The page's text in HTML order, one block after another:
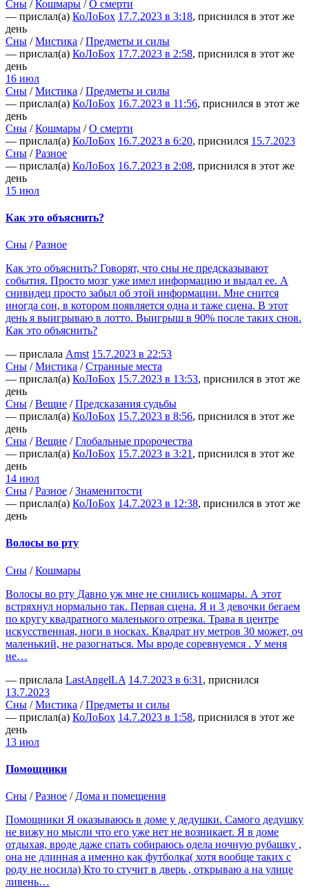
Сны /Кошмары /О смерти
— прислал(а) КоЛоБох 17.7.2023 в 3:18, приснился в этот же
день
Сны /Мистика /Предметы и силы
— прислал(а) КоЛоБох 17.7.2023 в 2:58, приснился в этот же
день
16 июл
Сны /Мистика /Предметы и силы
— прислал(а) КоЛоБох 16.7.2023 в 11:56, приснился в этот же
день
Сны /Кошмары /О смерти
— прислал(а) КоЛоБох 16.7.2023 в 6:20, приснился 15.7.2023
Сны /Разное
— прислал(а) КоЛоБох 16.7.2023 в 2:08, приснился в этот же
день
15 июл
Как это объяснить?
Сны /Разное
Как это объяснить? Говорят, что сны не предсказывают
события. Просто мозг уже имел информацию и выдал ее. А
снивидец просто забыл об этой информации. Мне снится
иногда сон, в котором появляется одна и таже сцена. В этот
день я выигрываю в лотто. Выигрыш в 90% после таких снов.
Как это объяснить?
— прислала Amst 15.7.2023 в 22:53
Сны /Мистика /Странные места
— прислал(а) КоЛоБох 15.7.2023 в 13:53, приснился в этот же
день
Сны /Вещие /Предсказания судьбы
— прислал(а) КоЛоБох 15.7.2023 в 8:56, приснился в этот же
день
Сны /Вещие /Глобальные пророчества
— прислал(а) КоЛоБох 15.7.2023 в 3:21 , приснился в этот же
день
14 июл
Сны /Разное /Знаменитости
— прислал(а) КоЛоБох 14.7.2023 в 12:38, приснился в этот же
день
Волосы во рту
Сны /Кошмары
Волосы во рту Давно уж мне не снились кошмары. А этот
встряхнул нормально так. Первая сцена. Я и 3 девочки бегаем
по кругу квадратного маленького отрезка. Трава в центре
искусственная, ноги в носках. Квадрат ну метров 30 может, оч
маленький, не разогнаться. Мы вроде соревнуемся . У меня
не…
— прислала LastAngelLA 14.7.2023 в 6:31 , приснился
13.7.2023
Сны /Мистика /Предметы и силы
— прислал(а) КоЛоБох 14.7.2023 в 1:58, приснился в этот же
день
13 июл
Помощники
Сны /Разное / Дома и помещения
Помощники Я оказываюсь в доме у дедушки. Самого дедушку
не вижу но мысли что его уже нет не возникает. Я в доме
отдыхая, вроде даже спать собираюсь одела ночную рубашку ,
она не длинная а именно как футболка( хотя вообще таких с
роду не носила) Кто то стучит в дверь , открываю а на улице
ливень…